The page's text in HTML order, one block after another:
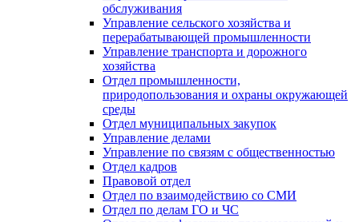
обслуживания
Управление сельского хозяйства и
перерабатывающей промышленности
Управление транспорта и дорожного
хозяйства
Отдел промышленности,
природопользования и охраны окружающей
среды
Отдел муниципальных закупок
Управление делами
Управление по связям с общественностью
Отдел кадров
Правовой отдел
Отдел по взаимодействию со СМИ
Отдел по делам ГО и ЧС